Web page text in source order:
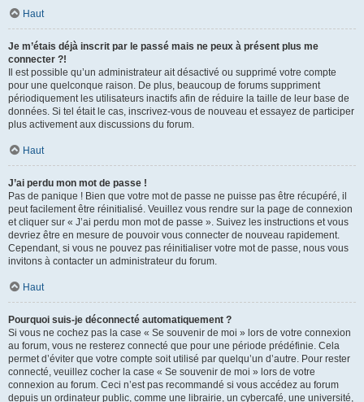
Haut
Je m’étais déjà inscrit par le passé mais ne peux à présent plus me
connecter ?!
Il est possible qu’un administrateur ait désactivé ou supprimé votre compte
pour une quelconque raison. De plus, beaucoup de forums suppriment
périodiquement les utilisateurs inactifs afin de réduire la taille de leur base de
données. Si tel était le cas, inscrivez-vous de nouveau et essayez de participer
plus activement aux discussions du forum.
Haut
J’ai perdu mon mot de passe !
Pas de panique ! Bien que votre mot de passe ne puisse pas être récupéré, il
peut facilement être réinitialisé. Veuillez vous rendre sur la page de connexion
et cliquer sur « J’ai perdu mon mot de passe ». Suivez les instructions et vous
devriez être en mesure de pouvoir vous connecter de nouveau rapidement.
Cependant, si vous ne pouvez pas réinitialiser votre mot de passe, nous vous
invitons à contacter un administrateur du forum.
Haut
Pourquoi suis-je déconnecté automatiquement ?
Si vous ne cochez pas la case « Se souvenir de moi » lors de votre connexion
au forum, vous ne resterez connecté que pour une période prédéfinie. Cela
permet d’éviter que votre compte soit utilisé par quelqu’un d’autre. Pour rester
connecté, veuillez cocher la case « Se souvenir de moi » lors de votre
connexion au forum. Ceci n’est pas recommandé si vous accédez au forum
depuis un ordinateur public, comme une librairie, un cybercafé, une université,